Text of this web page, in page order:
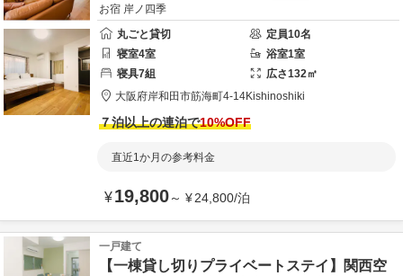
お宿 岸ノ四季
丸ごと貸切
定員10名
寝室4室 浴室1室
寝具7組 広さ132㎡
大阪府岸和田市筋海町4-14Kishinoshiki
７泊以上の連泊で10%OFF
直近1か月の参考料金
¥19,800～ ¥24,800/泊
一戸建て
【一棟貸し切りプライベートステイ】関西空